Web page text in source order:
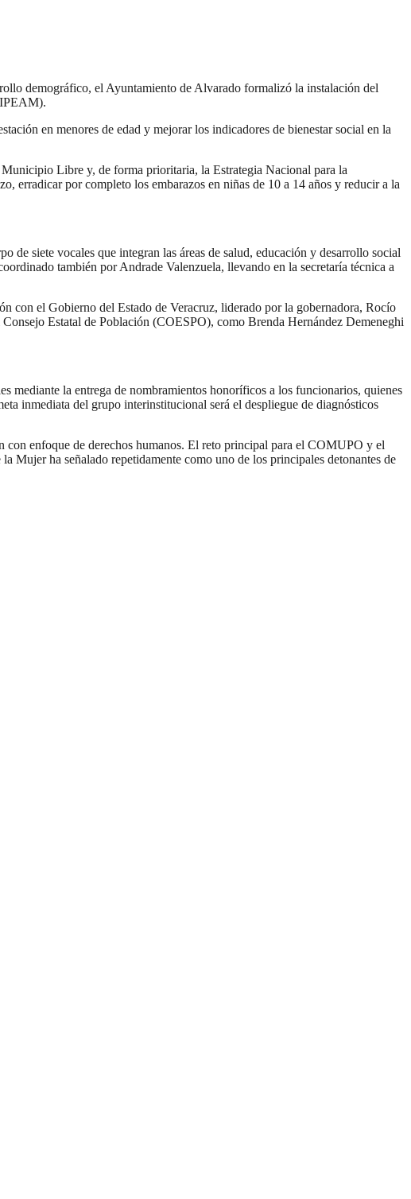
demográfico, el Ayuntamiento de Alvarado formalizó la instalación del
en menores de edad y mejorar los indicadores de bienestar social en la
Libre y, de forma prioritaria, la Estrategia Nacional para la
erradicar por completo los embarazos en niñas de 10 a 14 años y reducir a la
siete vocales que integran las áreas de salud, educación y desarrollo social
también por Andrade Valenzuela, llevando en la secretaría técnica a
con el Gobierno del Estado de Veracruz, liderado por la gobernadora, Rocío
Estatal de Población (COESPO), como Brenda Hernández Demeneghi
mediante la entrega de nombramientos honoríficos a los funcionarios, quienes
inmediata del grupo interinstitucional será el despliegue de diagnósticos
con enfoque de derechos humanos. El reto principal para el COMUPO y el
ha señalado repetidamente como uno de los principales detonantes de